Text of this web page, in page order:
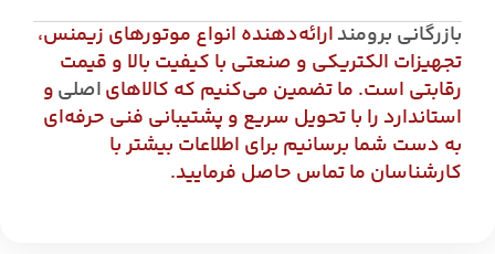
بازرگانی برومندارائه‌دهنده انواع موتورهای زیمنس،
تجهیزات الکتریکی و صنعتی با کیفیت بالا و قیمت
رقابتی است. ما تضمین می‌کنیم که کالاهایاصلیو
استاندارد را با تحویل سریع و پشتیبانی فنی حرفه‌ای
به دست شما برسانیم برای اطلاعات بیشتر با
کارشناسان ما تماس حاصل فرمایید.